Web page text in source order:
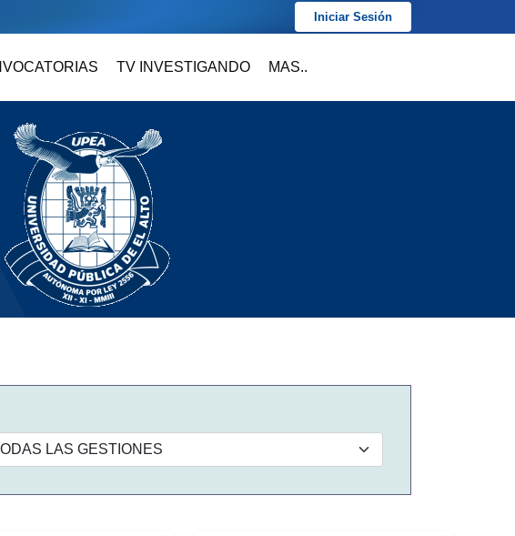
Iniciar Sesión
TV INVESTIGANDO MAS..